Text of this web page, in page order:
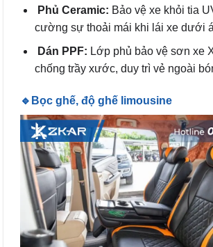
Phủ Ceramic: Bảo vệ xe khỏi tia
cường sự thoải mái khi lái xe dưới
Dán PPF: Lớp phủ bảo vệ sơn xe
chống trầy xước, duy trì vẻ ngoài
🔹Bọc ghế, độ ghế limousine